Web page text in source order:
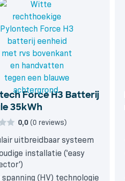
Force H3 Batterij
35kWh
0,0 (0 reviews)
uitbreidbaar systeem
installatie ('easy
spanning (HV) technologie